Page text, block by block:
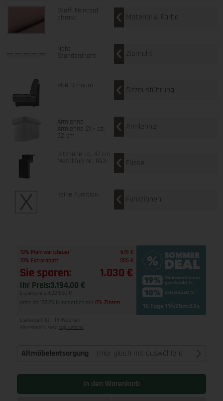
Stoff: Feincord
altrosa Material & Farbe
Naht
Standardnaht Ziernaht
PUR-Schaum Sitzausführung
Armlehne
Armlehne 21 - ca.
22 cm
Armlehne
Sitzhöhe ca. 47 cm
Metallfuß Nr. 893 Füsse
keine Funktion Funktionen
19% Mehrwertsteuer
675 €
10% Extrarabatt
355 €
Sie sparen: 1.030 €
Ihr Preis:3.194,00 €
Listenpreis: 4.224,00 €
oder ab 137,25 € monatlich mit 0% Zinsen 16 Tage 11h:25m:41s
Lieferzeit 10 - 14 Wochen
Alle Preise inkl. MwSt zzgl. Versand
Altmöbelentsorgung (Hier gleich mit auswählen)
In den Warenkorb